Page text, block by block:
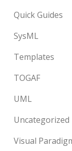
Quick Guides
SysML
Templates
TOGAF
UML
Uncategorized
Visual